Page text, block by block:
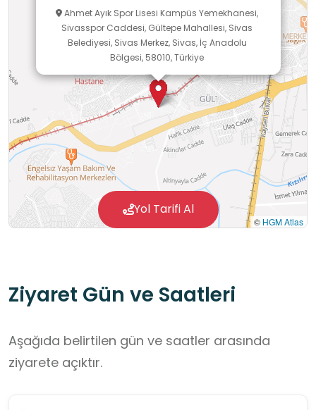
farkındalık kazandıran nitelikli bir okul dışı
öğrenme alanıdır.
Ahmet Ayık Spor Lisesi Kampüs Yemekhanesi,
Sivasspor Caddesi, Gültepe Mahallesi, Sivas
Belediyesi, Sivas Merkez, Sivas, İç Anadolu
Bölgesi, 58010, Türkiye
© HGM Atlas
Yol Tarifi Al
Ziyaret Gün ve Saatleri
Aşağıda belirtilen gün ve saatler arasında
ziyarete açıktır.